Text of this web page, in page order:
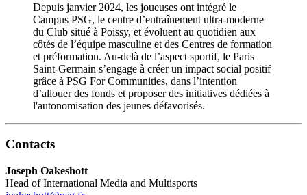
Depuis janvier 2024, les joueuses ont intégré le
Campus PSG, le centre d’entraînement ultra-moderne
du Club situé à Poissy, et évoluent au quotidien aux
côtés de l’équipe masculine et des Centres de formation
et préformation. Au-delà de l’aspect sportif, le Paris
Saint-Germain s’engage à créer un impact social positif
grâce à PSG For Communities, dans l’intention
d’allouer des fonds et proposer des initiatives dédiées à
l'autonomisation des jeunes défavorisés.
Contacts
Joseph Oakeshott
Head of International Media and Multisports